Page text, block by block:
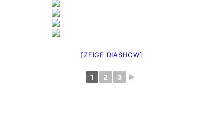
[ZEIGE DIASHOW]
1 2 3 ►